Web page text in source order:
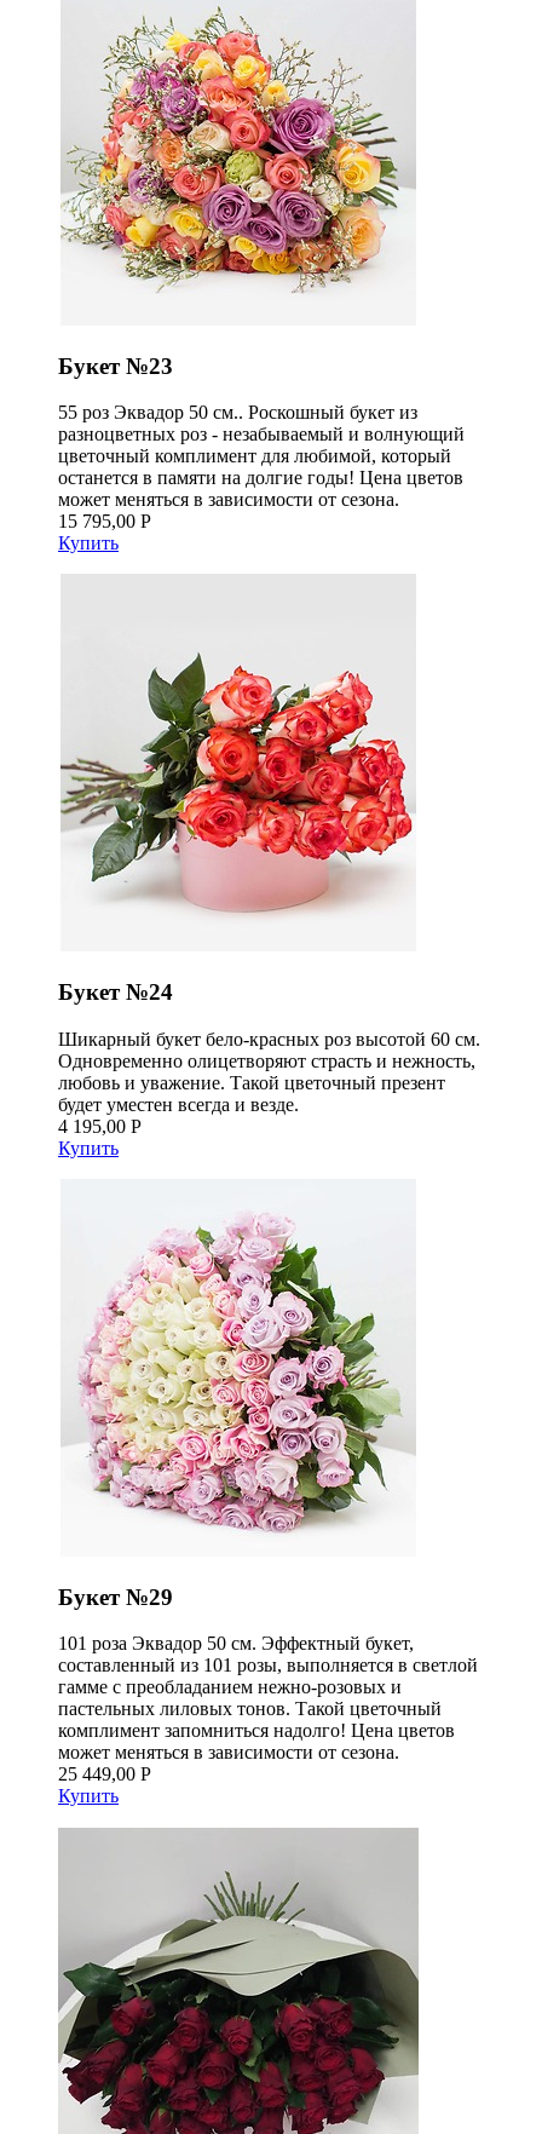
Букет №23
55 роз Эквадор 50 см.. Роскошный букет из
разноцветных роз - незабываемый и волнующий
цветочный комплимент для любимой, который
останется в памяти на долгие годы! Цена цветов
может меняться в зависимости от сезона.
15 795,00 Р
Купить
Букет №24
Шикарный букет бело-красных роз высотой 60 см.
Одновременно олицетворяют страсть и нежность,
любовь и уважение. Такой цветочный презент
будет уместен всегда и везде.
4 195,00 Р
Купить
Букет №29
101 роза Эквадор 50 см. Эффектный букет,
составленный из 101 розы, выполняется в светлой
гамме с преобладанием нежно-розовых и
пастельных лиловых тонов. Такой цветочный
комплимент запомниться надолго! Цена цветов
может меняться в зависимости от сезона.
25 449,00 Р
Купить